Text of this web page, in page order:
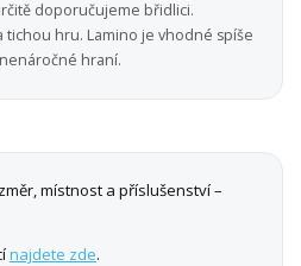
doporučujeme břidlici.
tichou hru. Lamino je vhodné spíše
hraní.
místnost a příslušenství –
najdete zde.